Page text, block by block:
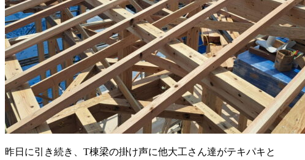
昨日に引き続き、T棟梁の掛け声に他大工さん達がテキパキと